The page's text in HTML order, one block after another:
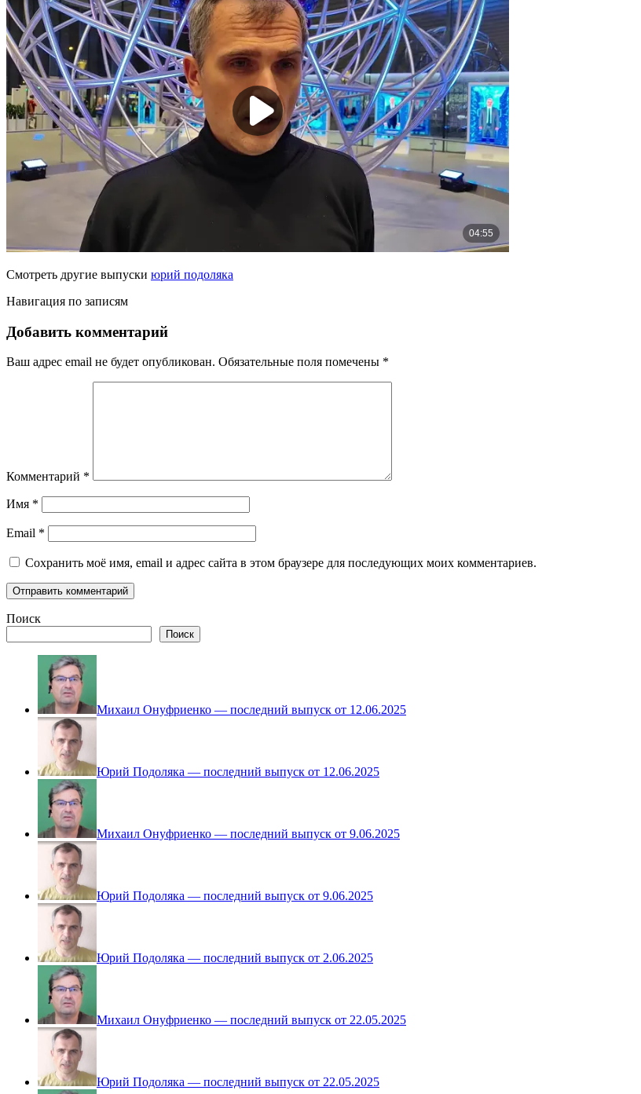
Смотреть другие выпуски юрий подоляка
Навигация по записям
Добавить комментарий
Ваш адрес email не будет опубликован. Обязательные поля помечены *
Комментарий *
Имя *
Email *
Сохранить моё имя, email и адрес сайта в этом браузере для последующих моих комментариев.
Поиск
Поиск
Михаил Онуфриенко — последний выпуск от 12.06.2025
Юрий Подоляка — последний выпуск от 12.06.2025
Михаил Онуфриенко — последний выпуск от 9.06.2025
Юрий Подоляка — последний выпуск от 9.06.2025
Юрий Подоляка — последний выпуск от 2.06.2025
Михаил Онуфриенко — последний выпуск от 22.05.2025
Юрий Подоляка — последний выпуск от 22.05.2025